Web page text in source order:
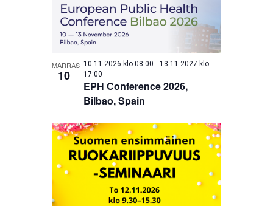
MARRAS
10
EPH Conference 2026,
Bilbao, Spain
10.11.2026 klo 08:00 - 13.11.2027 klo
17:00